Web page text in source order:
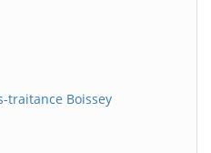
traitance Boissey